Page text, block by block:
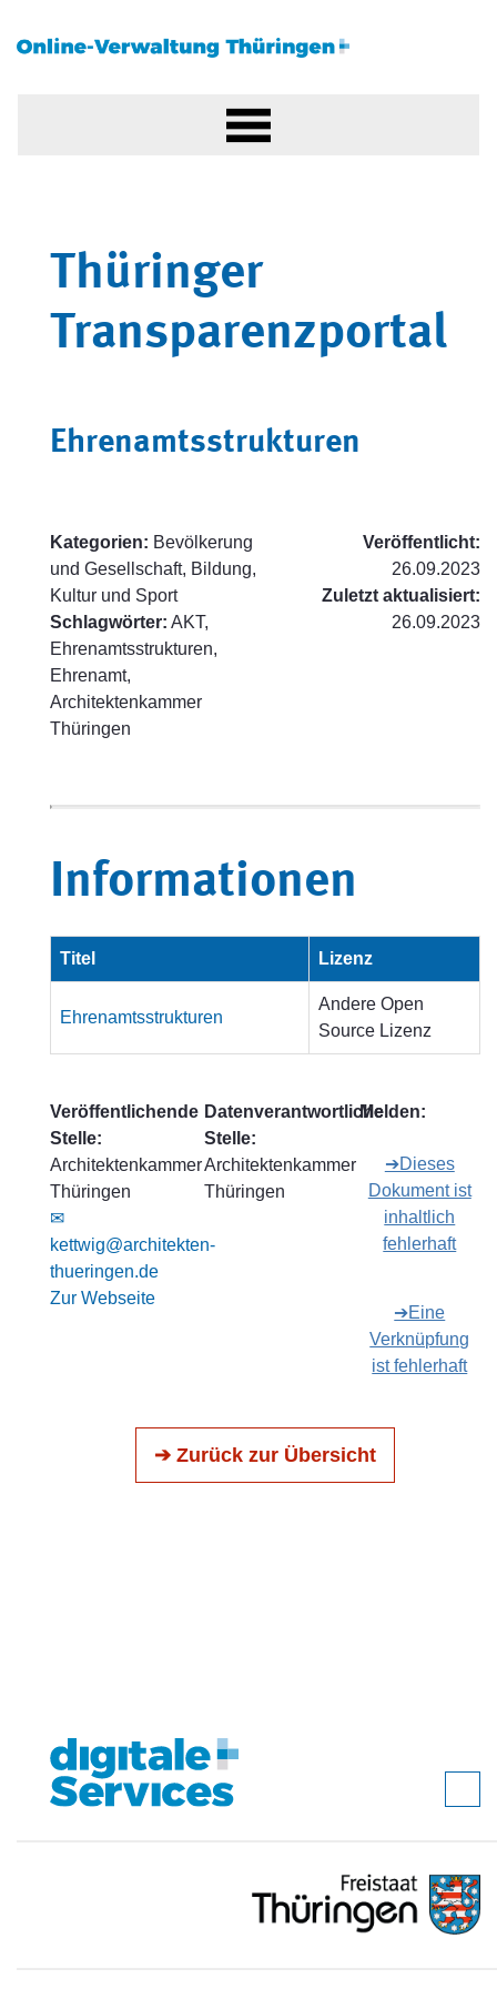
Thüringer
Transparenzportal
Ehrenamtsstrukturen
Kategorien: Bevölkerung
und Gesellschaft, Bildung,
Kultur und Sport
Schlagwörter: AKT,
Ehrenamtsstrukturen,
Ehrenamt,
Architektenkammer
Thüringen
Veröffentlicht:
26.09.2023
Zuletzt aktualisiert:
26.09.2023
Informationen
Titel Lizenz
Ehrenamtsstrukturen
Andere Open
Source Lizenz
Veröffentlichende
Stelle:
Architektenkammer
Thüringen
✉
kettwig@architekten-
thueringen.de
Zur Webseite
Datenverantwortliche
Stelle:
Architektenkammer
Thüringen
Melden:
➔Dieses
Dokument ist
inhaltlich
fehlerhaft
➔Eine
Verknüpfung
ist fehlerhaft
➔ Zurück zur Übersicht